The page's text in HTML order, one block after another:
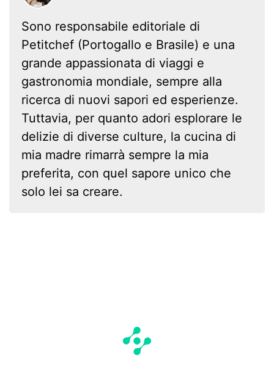
Sono responsabile editoriale di
Petitchef (Portogallo e Brasile) e una
grande appassionata di viaggi e
gastronomia mondiale, sempre alla
ricerca di nuovi sapori ed esperienze.
Tuttavia, per quanto adori esplorare le
delizie di diverse culture, la cucina di
mia madre rimarrà sempre la mia
preferita, con quel sapore unico che
solo lei sa creare.